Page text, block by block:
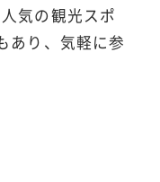
気の観光スポ
あり、気軽に参